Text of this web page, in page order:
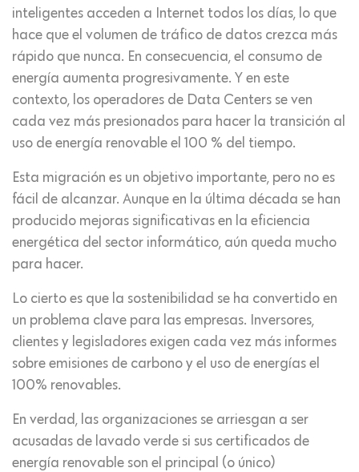
inteligentes acceden a Internet todos los días, lo que
hace que el volumen de tráfico de datos crezca más
rápido que nunca. En consecuencia, el consumo de
energía aumenta progresivamente. Y en este
contexto, los operadores de Data Centers se ven
cada vez más presionados para hacer la transición al
uso de energía renovable el 100 % del tiempo.
Esta migración es un objetivo importante, pero no es
fácil de alcanzar. Aunque en la última década se han
producido mejoras significativas en la eficiencia
energética del sector informático, aún queda mucho
para hacer.
Lo cierto es que la sostenibilidad se ha convertido en
un problema clave para las empresas. Inversores,
clientes y legisladores exigen cada vez más informes
sobre emisiones de carbono y el uso de energías el
100% renovables.
En verdad, las organizaciones se arriesgan a ser
acusadas de lavado verde si sus certificados de
energía renovable son el principal (o único)